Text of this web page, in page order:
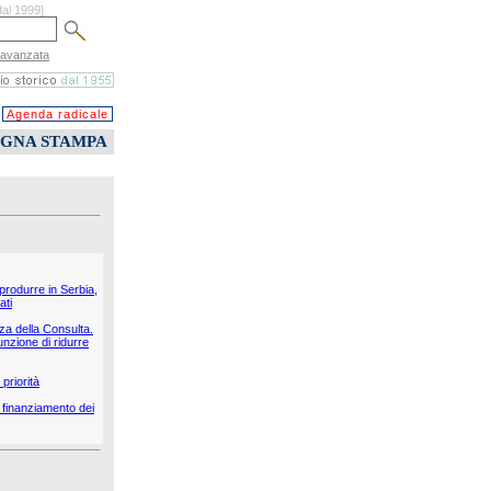
1999]
Agenda radicale
STAMPA
in Serbia,
della Consulta.
di ridurre
priorità
dei